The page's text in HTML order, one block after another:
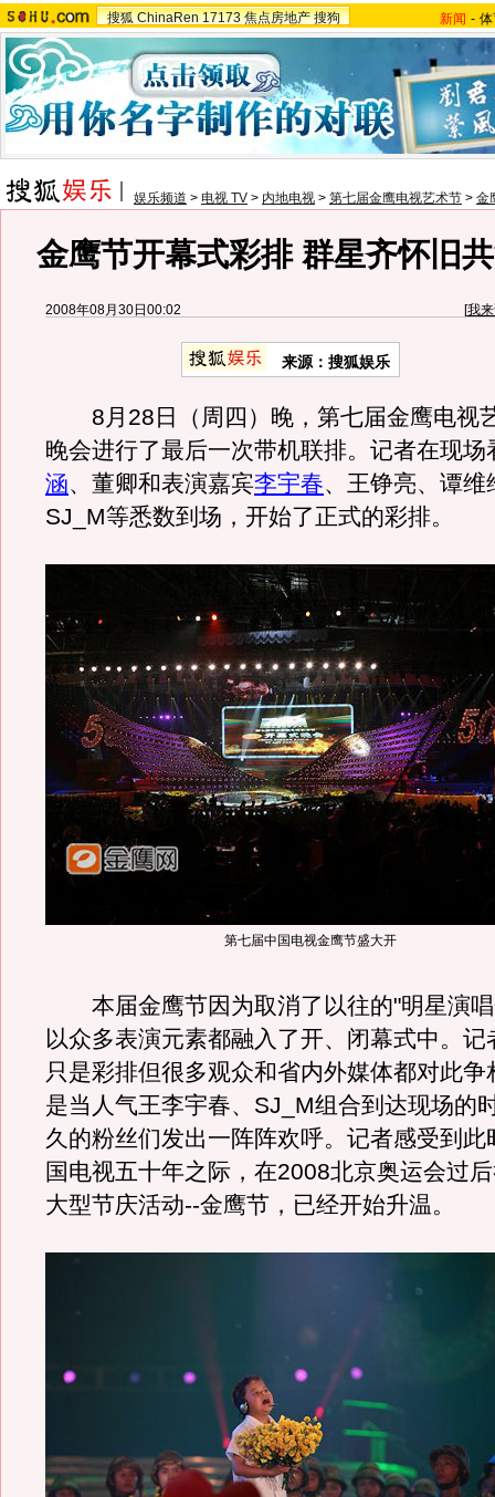
搜狐 ChinaRen 17173 焦点房地产 搜狗 新闻 -
娱乐频道 > 电视 TV > 内地电视 > 第七届金鹰电视艺术节 > 金
金鹰节开幕式彩排 群星齐怀旧
2008年08月30日00:02 [我
来源：搜狐娱乐
8月28日（周四）晚，第七届金鹰电视
晚会进行了最后一次带机联排。记者在现场
涵、董卿和表演嘉宾李宇春、王铮亮、谭维
SJ_M等悉数到场，开始了正式的彩排。
第七届中国电视金鹰节盛大开
本届金鹰节因为取消了以往的"明星演唱
以众多表演元素都融入了开、闭幕式中。记
只是彩排但很多观众和省内外媒体都对此争
是当人气王李宇春、SJ_M组合到达现场的
久的粉丝们发出一阵阵欢呼。记者感受到此
国电视五十年之际，在2008北京奥运会过
大型节庆活动--金鹰节，已经开始升温。